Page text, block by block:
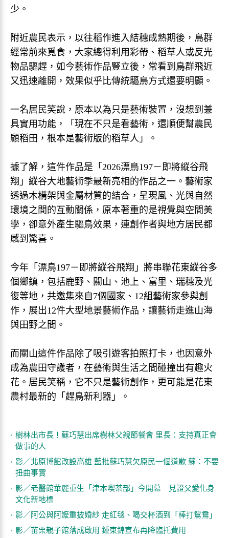
少。
附近農民表示，以往稻作進入結穗成熟期後，鳥群
經常前來覓食，大家總得利用彩帶、稻草人或反光
物品驅趕，如今藝術作品豎立後，常看到鳥群飛近
又迅速離開，效果似乎比傳統驅鳥方式還要明顯。
一名居民笑說，原本以為只是藝術裝置，沒想到兼
具實用功能，「現在不只是看藝術，還順便幫農民
顧稻田，根本是藝術版的稻草人」。
據了解，這件作品是「2026漂鳥197－即將縱谷飛
翔」縱谷大地藝術季最新亮相的作品之一。藝術家
透過木構架與金屬材質的結合，呈現風、光與自然
環境之間的互動關係，原本著重的是視覺與空間美
學，卻意外產生驅鳥效果，連創作者與地方居民都
感到驚喜。
今年「漂鳥197－即將縱谷飛翔」將串聯花東縱谷多
個鄉鎮，包括鹿野、關山、池上、富里、瑞穗及光
復等地，共邀集來自7個國家、12組藝術家參與創
作，展出12件大型地景藝術作品，讓藝術走進山海
與田野之間。
而關山這件作品除了吸引遊客拍照打卡，也因意外
成為農田守護者，在藝術與生活之間碰撞出有趣火
花。居民笑稱，它不只是藝術創作，更可能是花東
農村最新的「趕鳥新利器」。
樹林出市長！蘇巧慧出席樹林父親節餐會 里長：支持真正會
做事的人
影／北原博館改設高雄 藍批蘇巧慧欠原民一個道歉 蘇：不要
扭曲事實
影／老醫館華麗重生「津本喫茶部」今開幕 見證父愛化身
文化新地標
影／阿公與阿嬤重披婚紗 走紅毯、喝交杯酒到「棒打鴛鴦」
影／苗栗親子館落成啟用 鍾東錦宣布再降臨托費用